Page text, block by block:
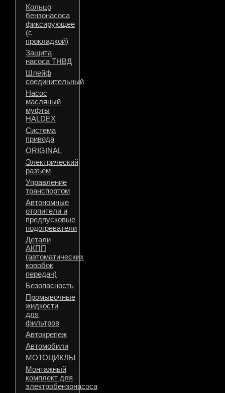
Кольцо
бензонасоса
фиксирующее
(с
прокладкой)
Защита
насоса ТНВД
Шлейф
соединительный
Насос
масляный
муфты
HALDEX
Система
привода
ORIGINAL
Электрический
разъем
Управление
транспортом
Автономные
отопители и
предпусковые
подогреватели
Детали
АКПП
(автоматических
коробок
передач)
Безопасность
Промывочные
жидкости
для
фильтров
Автокрепеж
Автомобили
МОТОЦИКЛЫ
Монтажный
комплект для
электробензонасоса